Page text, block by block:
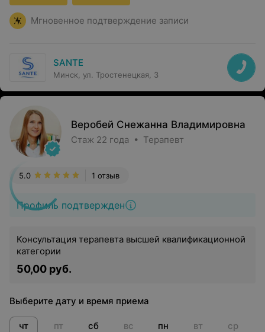
Мгновенное подтверждение записи
SANTE
Минск, ул. Тростенецкая, 3
Веробей Снежанна Владимировна
Стаж 22 года • Терапевт
Профиль подтвержден
1 отзыв
5.0
Консультация терапевта высшей квалификационной
категории
50,00 руб.
Выберите дату и время приема
чт
пт
сб
вс
пн
вт
ср